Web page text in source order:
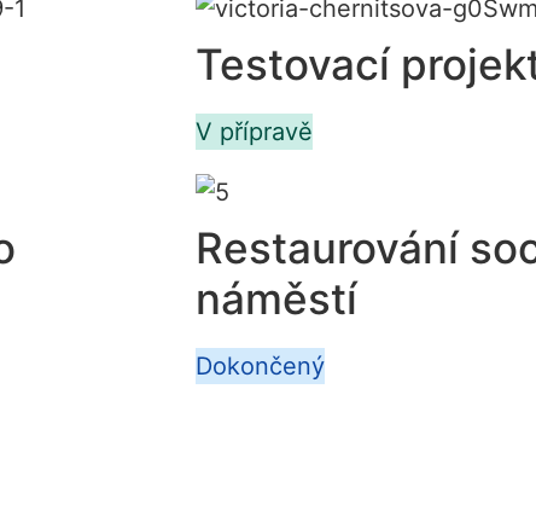
Testovací
V přípravě
Restaurování
náměstí
Dokončený